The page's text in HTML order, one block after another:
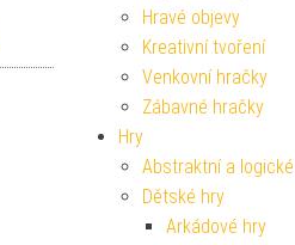
cena byla: 499 Kč.
Aktuální cena je: 449 Kč.
Hravé objevy
Kreativní tvoření
Venkovní hračky
Zábavné hračky
Hry
Abstraktní a
Dětské hry
Arkádové hry